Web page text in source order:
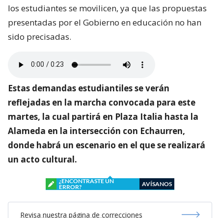
los estudiantes se movilicen, ya que las propuestas
presentadas por el Gobierno en educación no han
sido precisadas.
Estas demandas estudiantiles se verán
reflejadas en la marcha convocada para este
martes, la cual partirá en Plaza Italia hasta la
Alameda en la intersección con Echaurren,
donde habrá un escenario en el que se realizará
un acto cultural.
¿ENCONTRASTE UN
ERROR?
AVÍSANOS
Revisa nuestra página de correcciones